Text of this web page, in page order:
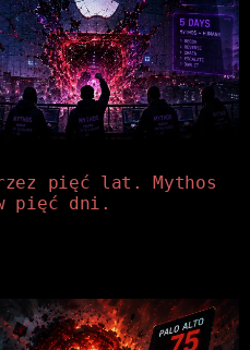
pięć lat. Mythos
pięć dni.